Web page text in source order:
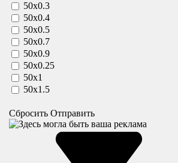
50х0.3
50х0.4
50х0.5
50х0.7
50х0.9
50х0.25
50х1
50х1.5
Сбросить Отправить